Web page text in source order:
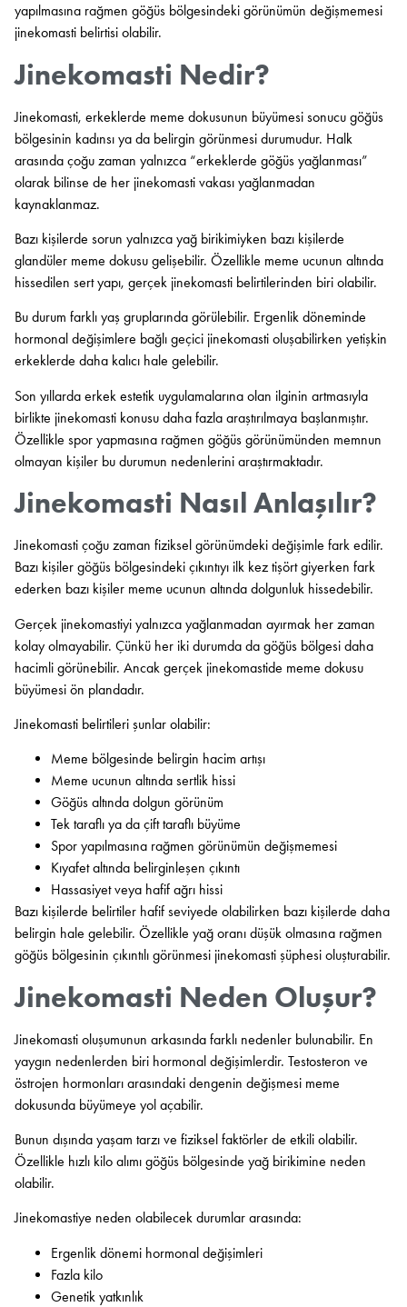
yapılmasına rağmen göğüs bölgesindeki görünümün değişmemesi
jinekomasti belirtisi olabilir.
Jinekomasti Nedir?
Jinekomasti, erkeklerde meme dokusunun büyümesi sonucu göğüs
bölgesinin kadınsı ya da belirgin görünmesi durumudur. Halk
arasında çoğu zaman yalnızca “erkeklerde göğüs yağlanması”
olarak bilinse de her jinekomasti vakası yağlanmadan
kaynaklanmaz.
Bazı kişilerde sorun yalnızca yağ birikimiyken bazı kişilerde
glandüler meme dokusu gelişebilir. Özellikle meme ucunun altında
hissedilen sert yapı, gerçek jinekomasti belirtilerinden biri olabilir.
Bu durum farklı yaş gruplarında görülebilir. Ergenlik döneminde
hormonal değişimlere bağlı geçici jinekomasti oluşabilirken yetişkin
erkeklerde daha kalıcı hale gelebilir.
Son yıllarda erkek estetik uygulamalarına olan ilginin artmasıyla
birlikte jinekomasti konusu daha fazla araştırılmaya başlanmıştır.
Özellikle spor yapmasına rağmen göğüs görünümünden memnun
olmayan kişiler bu durumun nedenlerini araştırmaktadır.
Jinekomasti Nasıl Anlaşılır?
Jinekomasti çoğu zaman fiziksel görünümdeki değişimle fark edilir.
Bazı kişiler göğüs bölgesindeki çıkıntıyı ilk kez tişört giyerken fark
ederken bazı kişiler meme ucunun altında dolgunluk hissedebilir.
Gerçek jinekomastiyi yalnızca yağlanmadan ayırmak her zaman
kolay olmayabilir. Çünkü her iki durumda da göğüs bölgesi daha
hacimli görünebilir. Ancak gerçek jinekomastide meme dokusu
büyümesi ön plandadır.
Jinekomasti belirtileri şunlar olabilir:
Meme bölgesinde belirgin hacim artışı
Meme ucunun altında sertlik hissi
Göğüs altında dolgun görünüm
Tek taraflı ya da çift taraflı büyüme
Spor yapılmasına rağmen görünümün değişmemesi
Kıyafet altında belirginleşen çıkıntı
Hassasiyet veya hafif ağrı hissi
Bazı kişilerde belirtiler hafif seviyede olabilirken bazı kişilerde daha
belirgin hale gelebilir. Özellikle yağ oranı düşük olmasına rağmen
göğüs bölgesinin çıkıntılı görünmesi jinekomasti şüphesi oluşturabilir.
Jinekomasti Neden Oluşur?
Jinekomasti oluşumunun arkasında farklı nedenler bulunabilir. En
yaygın nedenlerden biri hormonal değişimlerdir. Testosteron ve
östrojen hormonları arasındaki dengenin değişmesi meme
dokusunda büyümeye yol açabilir.
Bunun dışında yaşam tarzı ve fiziksel faktörler de etkili olabilir.
Özellikle hızlı kilo alımı göğüs bölgesinde yağ birikimine neden
olabilir.
Jinekomastiye neden olabilecek durumlar arasında:
Ergenlik dönemi hormonal değişimleri
Fazla kilo
Genetik yatkınlık